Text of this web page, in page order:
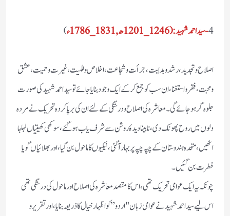
4-سید احمد شہید : (1246_1201ھ,1831_1786ء )
اصلاح و تجدید،رشد و ہدایت، جرأت و شجاعت، اخلاص و للہیت، غیرت و حمیت، عشق
و محبت، فقر و استغنا، ان سب کو جمع کر کے ایک وجود بنایا جائے تو سید احمد شہید کی صورت
جلوہ گر ہو جائے گی۔ معاشرہ کی اصلاح و درستگی کے لئے ان کی برپا کردہ تحریک نے مردہ
دلوں میں روح پھونک دی، نابینا دیدۂ روشن سے شرف یاب ہو گئے،سوکھی کھیتیاں لہلہا
اٹھیں، متحدہ ہندوستان کے چپہ چپہ پر بہار آگئی، نیکیوں کا ماحول بن گیا، اور بھلائیاں گویا
فطرت بن گئیں ۔
چونکہ یہ ایک عوامی تحریک تھی، اس کا مقصد معاشرہ کی اصلاح اور ماحول کی درستگی تھی
اس لیے سید احمد شہید نے عوامی زبان "اردو” کو اظہار خیال کا ذریعہ بنایا،اور تقریر و